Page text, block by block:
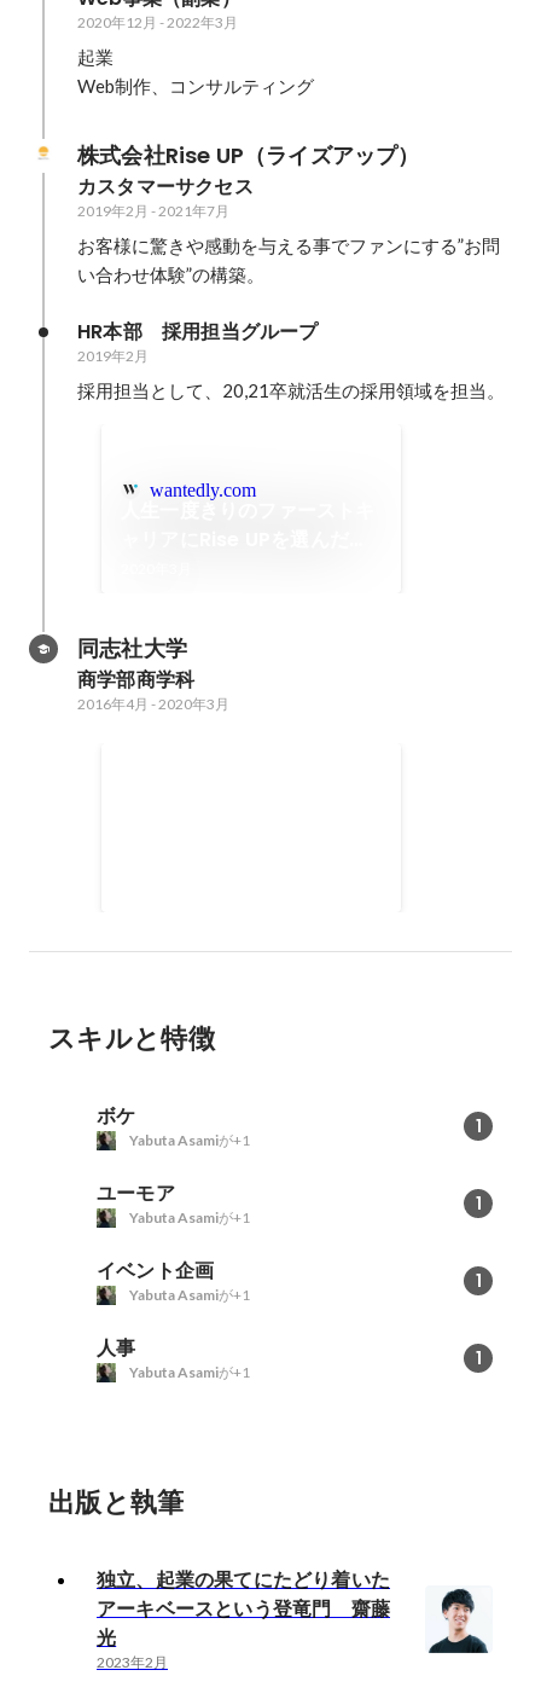
2020年12月 - 2022年3月
起業
Web制作、コンサルティング
株式会社Rise UP（ライズアップ）
カスタマーサクセス
2019年2月 - 2021年7月
お客様に驚きや感動を与える事でファンにする”お問
い合わせ体験”の構築。
HR本部　採用担当グループ
2019年2月
採用担当として、20,21卒就活生の採用領域を担当。
wantedly.com
同志社大学
商学部商学科
2016年4月 - 2020年3月
かを共に考えるため、モチベーシ
後のキャリアをイメージし、転用
させる 【集客】 第一段階として、
第二段階として、横展開していく
予定
スキルと特徴
ボケ 1
Yabuta Asamiが+1
ユーモア 1
Yabuta Asamiが+1
イベント企画 1
Yabuta Asamiが+1
人事 1
Yabuta Asamiが+1
出版と執筆
独立、起業の果てにたどり着いた
アーキベースという登竜門 齋藤
光
2023年2月